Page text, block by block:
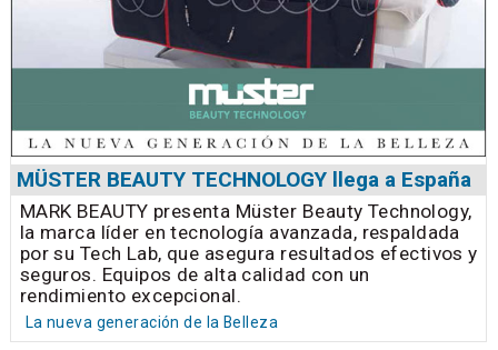
MÜSTER BEAUTY TECHNOLOGY llega a España
MARK BEAUTY presenta Müster Beauty Technology,
la marca líder en tecnología avanzada, respaldada
por su Tech Lab, que asegura resultados efectivos y
seguros. Equipos de alta calidad con un
rendimiento excepcional.
La nueva generación de la Belleza